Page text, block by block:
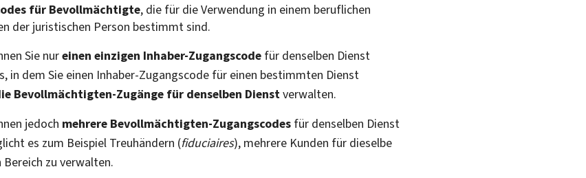
für Bevollmächtigte, die für die Verwendung in einem beruflichen
der juristischen Person bestimmt sind.
Sie nureinen einzigen Inhaber-Zugangscode für denselben Dienst
in dem Sie einen Inhaber-Zugangscode für einen bestimmten Dienst
Bevollmächtigten-Zugänge für denselben Dienstverwalten.
jedoch mehrere Bevollmächtigten-Zugangscodes für denselben Dienst
es zum Beispiel Treuhändern (fiduciaires), mehrere Kunden für dieselbe
zu verwalten.